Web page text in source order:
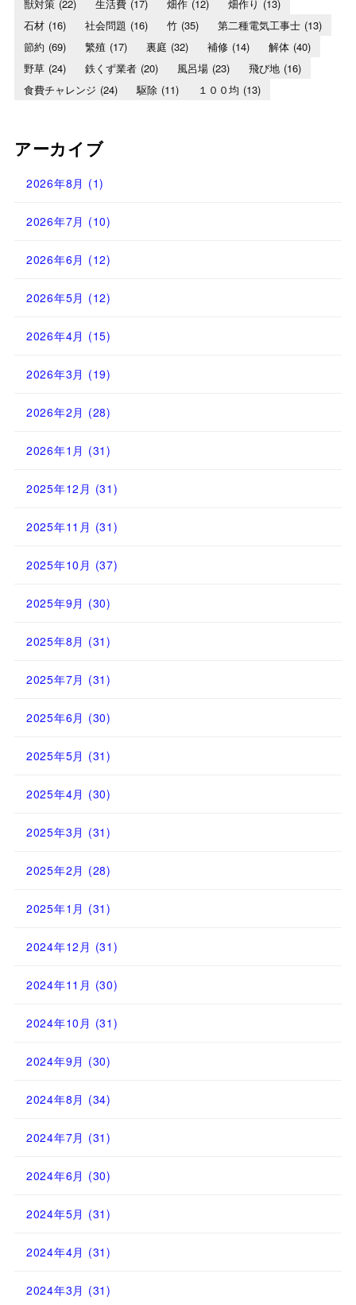
獣対策 (22) 生活費 (17) 畑作 (12) 畑作り (13)
石材 (16) 社会問題 (16) 竹 (35) 第二種電気工事士 (13)
節約 (69) 繁殖 (17) 裏庭 (32) 補修 (14) 解体 (40)
野草 (24) 鉄くず業者 (20) 風呂場 (23) 飛び地 (16)
食費チャレンジ (24) 駆除 (11) １００均 (13)
アーカイブ
2026年8月 (1)
2026年7月 (10)
2026年6月 (12)
2026年5月 (12)
2026年4月 (15)
2026年3月 (19)
2026年2月 (28)
2026年1月 (31)
2025年12月 (31)
2025年11月 (31)
2025年10月 (37)
2025年9月 (30)
2025年8月 (31)
2025年7月 (31)
2025年6月 (30)
2025年5月 (31)
2025年4月 (30)
2025年3月 (31)
2025年2月 (28)
2025年1月 (31)
2024年12月 (31)
2024年11月 (30)
2024年10月 (31)
2024年9月 (30)
2024年8月 (34)
2024年7月 (31)
2024年6月 (30)
2024年5月 (31)
2024年4月 (31)
2024年3月 (31)